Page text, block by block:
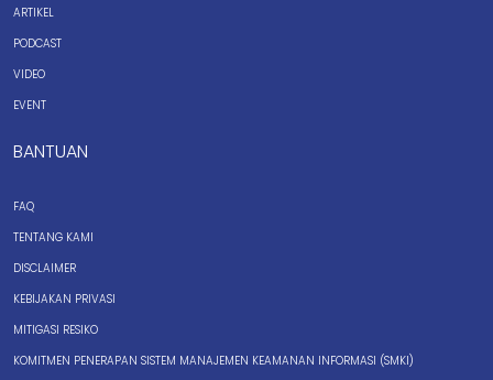
ARTIKEL
PODCAST
VIDEO
EVENT
BANTUAN
FAQ
TENTANG KAMI
DISCLAIMER
KEBIJAKAN PRIVASI
MITIGASI RESIKO
KOMITMEN PENERAPAN SISTEM MANAJEMEN KEAMANAN INFORMASI (SMKI)